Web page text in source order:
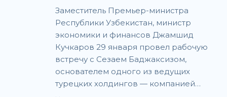
Заместитель Премьер-министра
Республики Узбекистан, министр
экономики и финансов Джамшид
Кучкаров 29 января провел рабочую
встречу с Сезаем Баджаксизом,
основателем одного из ведущих
турецких холдингов — компанией…